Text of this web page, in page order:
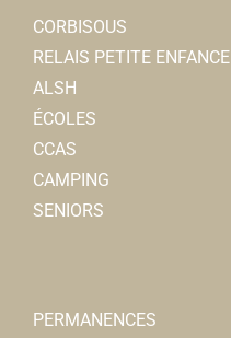
CORBISOUS
RELAIS PETITE ENFANCE
ALSH
ÉCOLES
CCAS
CAMPING
SENIORS
PERMANENCES